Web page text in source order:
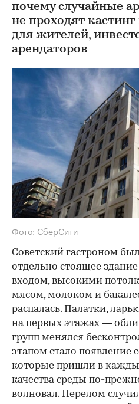
почему случайные
не проходят
для жителей,
арендаторов
Фото: СберСити
Советский гастроном
отдельно стоящее
входом, высокими
мясом, молоком и
распалась. Палатки,
на первых этажах —
групп менялся
этапом стало появление
которые пришли в
качества среды по-
волновал. Перелом